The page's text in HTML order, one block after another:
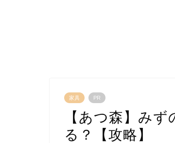
家具 PR
【あつ森】み
る？【攻略】